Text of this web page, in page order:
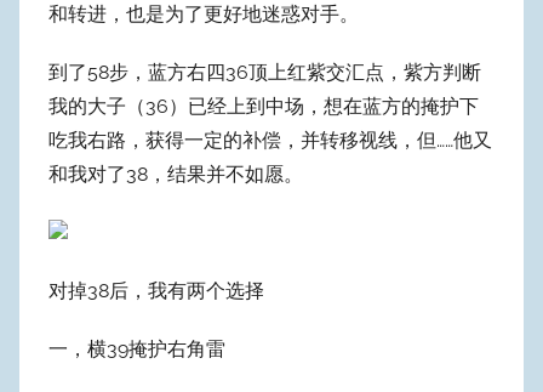
和转进，也是为了更好地迷惑对手。
到了58步，蓝方右四36顶上红紫交汇点，紫方判断
我的大子（36）已经上到中场，想在蓝方的掩护下
吃我右路，获得一定的补偿，并转移视线，但……他又
和我对了38，结果并不如愿。
对掉38后，我有两个选择
一，横39掩护右角雷